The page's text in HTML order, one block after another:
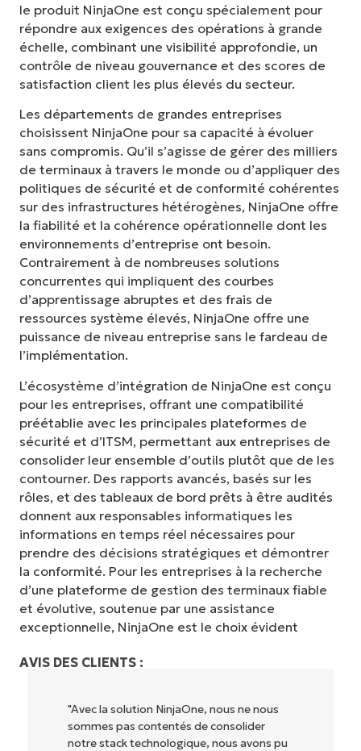
le produit NinjaOne est conçu spécialement pour
répondre aux exigences des opérations à grande
échelle, combinant une visibilité approfondie, un
contrôle de niveau gouvernance et des scores de
satisfaction client les plus élevés du secteur.
Les départements de grandes entreprises
choisissent NinjaOne pour sa capacité à évoluer
sans compromis. Qu’il s’agisse de gérer des milliers
de terminaux à travers le monde ou d’appliquer des
politiques de sécurité et de conformité cohérentes
sur des infrastructures hétérogènes, NinjaOne offre
la fiabilité et la cohérence opérationnelle dont les
environnements d’entreprise ont besoin.
Contrairement à de nombreuses solutions
concurrentes qui impliquent des courbes
d’apprentissage abruptes et des frais de
ressources système élevés, NinjaOne offre une
puissance de niveau entreprise sans le fardeau de
l’implémentation.
L’écosystème d’intégration de NinjaOne est conçu
pour les entreprises, offrant une compatibilité
préétablie avec les principales plateformes de
sécurité et d’ITSM, permettant aux entreprises de
consolider leur ensemble d’outils plutôt que de les
contourner. Des rapports avancés, basés sur les
rôles, et des tableaux de bord prêts à être audités
donnent aux responsables informatiques les
informations en temps réel nécessaires pour
prendre des décisions stratégiques et démontrer
la conformité. Pour les entreprises à la recherche
d’une plateforme de gestion des terminaux fiable
et évolutive, soutenue par une assistance
exceptionnelle, NinjaOne est le choix évident
AVIS DES CLIENTS :
"NinjaOne permet à notre entreprise (ainsi
qu'aux propriétaires et opérateurs avec
lesquels nous travaillons) d'être plus